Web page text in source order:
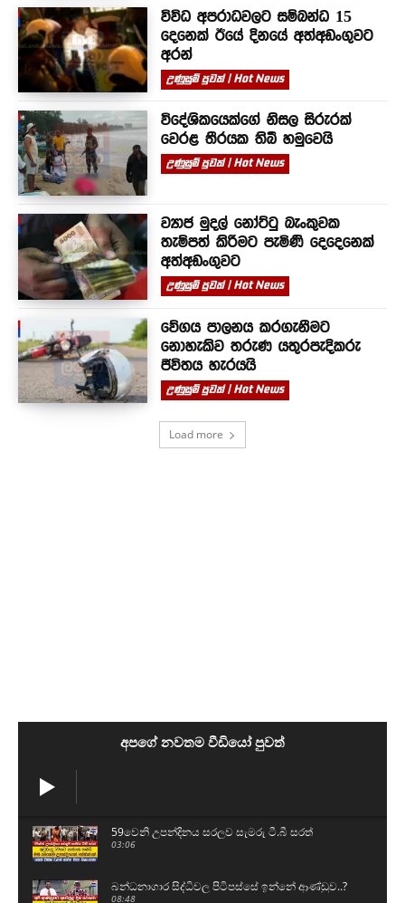
විවිධ අපරාධවලට සම්බන්ධ 15
දෙනෙක් ඊයේ දිනයේ අත්අඩංගුවට
අරන්
උණුසුම් පුවත් | Hot News
විදේශිකයෙක්ගේ නිසල සිරුරක්
වෙරළ තීරයක තිබී හමුවෙයි
උණුසුම් පුවත් | Hot News
ව්‍යාජ මුදල් නෝට්ටු බැංකුවක
තැම්පත් කිරීමට පැමිණි දෙදෙනෙක්
අත්අඩංගුවට
උණුසුම් පුවත් | Hot News
වේගය පාලනය කරගැනීමට
නොහැකිව තරුණ යතුරපැදිකරු
ජීවිතය හැරයයි
උණුසුම් පුවත් | Hot News
Load more
අපගේ නවතම වීඩියෝ පුවත්
59වෙනි උපන්දිනය සරලව සැමරු ටී.බී සරත්
03:06
බන්ධනාගාර සිද්ධිවල පිටිපස්සේ ඉන්නේ ආණ්ඩුව..?
08:48